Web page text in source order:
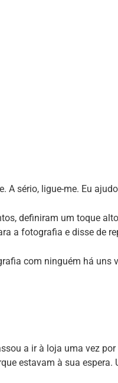
A sério, ligue-me. Eu
definiram um toque
a fotografia e disse de
com ninguém há uns
a ir à loja uma vez
estavam à sua